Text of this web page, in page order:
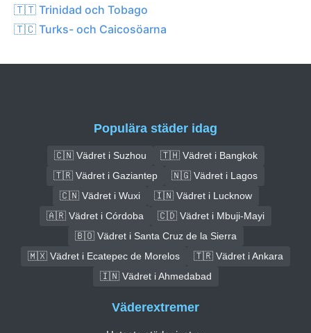
🇹🇹 Trinidad och Tobago
🇹🇨 Turks- och Caicosöarna
Populära städer idag
🇨🇳 Vädret i Suzhou
🇹🇭 Vädret i Bangkok
🇹🇷 Vädret i Gaziantep
🇳🇬 Vädret i Lagos
🇨🇳 Vädret i Wuxi
🇮🇳 Vädret i Lucknow
🇦🇷 Vädret i Córdoba
🇨🇩 Vädret i Mbuji-Mayi
🇧🇴 Vädret i Santa Cruz de la Sierra
🇲🇽 Vädret i Ecatepec de Morelos
🇹🇷 Vädret i Ankara
🇮🇳 Vädret i Ahmedabad
Väderextremer